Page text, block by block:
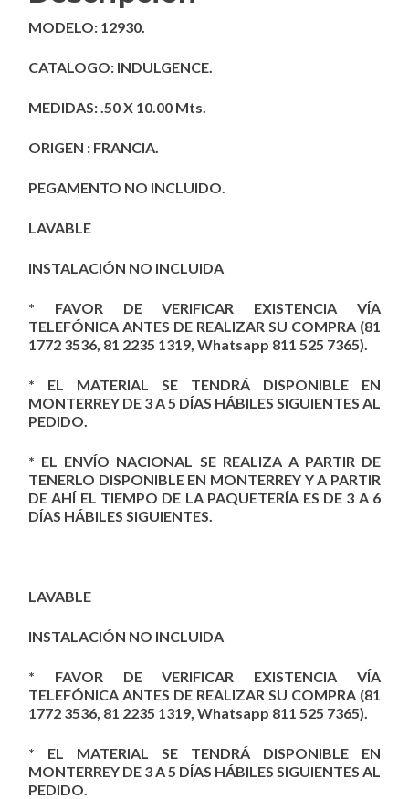
MODELO: 12930.
CATALOGO: INDULGENCE.
MEDIDAS: .50 X 10.00 Mts.
ORIGEN : FRANCIA.
PEGAMENTO NO INCLUIDO.
LAVABLE
INSTALACIÓN NO INCLUIDA
* FAVOR DE VERIFICAR EXISTENCIA VÍA
TELEFÓNICA ANTES DE REALIZAR SU COMPRA (81
1772 3536, 81 2235 1319, Whatsapp 811 525 7365).
* EL MATERIAL SE TENDRÁ DISPONIBLE EN
MONTERREY DE 3 A 5 DÍAS HÁBILES SIGUIENTES AL
PEDIDO.
* EL ENVÍO NACIONAL SE REALIZA A PARTIR DE
TENERLO DISPONIBLE EN MONTERREY Y A PARTIR
DE AHÍ EL TIEMPO DE LA PAQUETERÍA ES DE 3 A 6
DÍAS HÁBILES SIGUIENTES.
LAVABLE
INSTALACIÓN NO INCLUIDA
* FAVOR DE VERIFICAR EXISTENCIA VÍA
TELEFÓNICA ANTES DE REALIZAR SU COMPRA (81
1772 3536, 81 2235 1319, Whatsapp 811 525 7365).
* EL MATERIAL SE TENDRÁ DISPONIBLE EN
MONTERREY DE 3 A 5 DÍAS HÁBILES SIGUIENTES AL
PEDIDO.